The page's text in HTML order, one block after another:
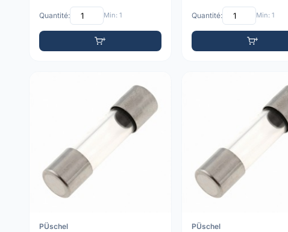
Quantité: Min: 1 Quantité: Min: 1
PÜschel PÜschel